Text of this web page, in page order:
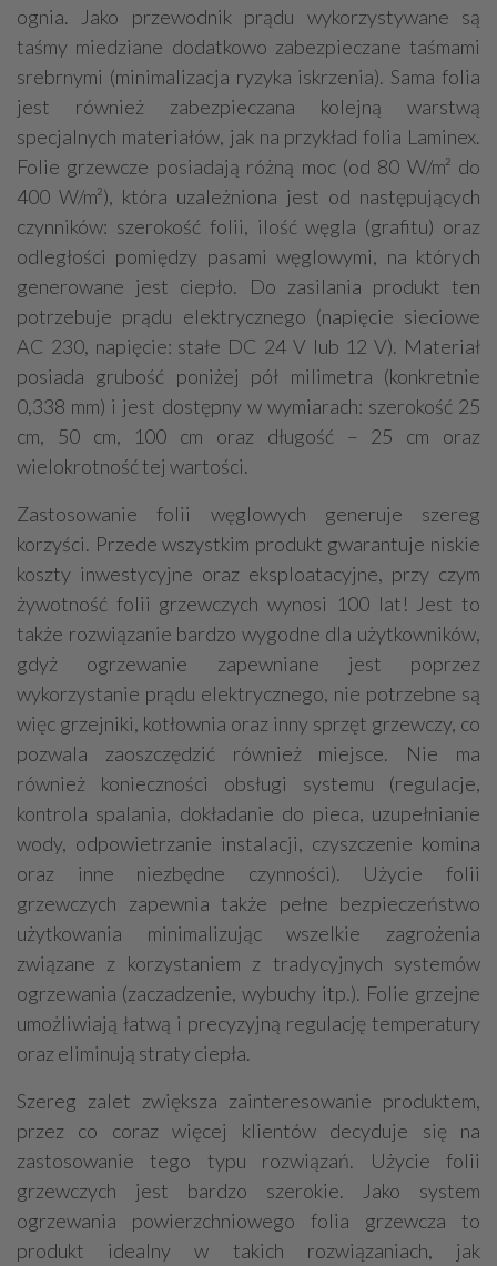
ognia. Jako przewodnik prądu wykorzystywane są
taśmy miedziane dodatkowo zabezpieczane taśmami
srebrnymi (minimalizacja ryzyka iskrzenia). Sama folia
jest również zabezpieczana kolejną warstwą
specjalnych materiałów, jak na przykład folia Laminex.
Folie grzewcze posiadają różną moc (od 80 W/m² do
400 W/m²), która uzależniona jest od następujących
czynników: szerokość folii, ilość węgla (grafitu) oraz
odległości pomiędzy pasami węglowymi, na których
generowane jest ciepło. Do zasilania produkt ten
potrzebuje prądu elektrycznego (napięcie sieciowe
AC 230, napięcie: stałe DC 24 V lub 12 V). Materiał
posiada grubość poniżej pół milimetra (konkretnie
0,338 mm) i jest dostępny w wymiarach: szerokość 25
cm, 50 cm, 100 cm oraz długość – 25 cm oraz
wielokrotność tej wartości.
Zastosowanie folii węglowych generuje szereg
korzyści. Przede wszystkim produkt gwarantuje niskie
koszty inwestycyjne oraz eksploatacyjne, przy czym
żywotność folii grzewczych wynosi 100 lat! Jest to
także rozwiązanie bardzo wygodne dla użytkowników,
gdyż ogrzewanie zapewniane jest poprzez
wykorzystanie prądu elektrycznego, nie potrzebne są
więc grzejniki, kotłownia oraz inny sprzęt grzewczy, co
pozwala zaoszczędzić również miejsce. Nie ma
również konieczności obsługi systemu (regulacje,
kontrola spalania, dokładanie do pieca, uzupełnianie
wody, odpowietrzanie instalacji, czyszczenie komina
oraz inne niezbędne czynności). Użycie folii
grzewczych zapewnia także pełne bezpieczeństwo
użytkowania minimalizując wszelkie zagrożenia
związane z korzystaniem z tradycyjnych systemów
ogrzewania (zaczadzenie, wybuchy itp.). Folie grzejne
umożliwiają łatwą i precyzyjną regulację temperatury
oraz eliminują straty ciepła.
Szereg zalet zwiększa zainteresowanie produktem,
przez co coraz więcej klientów decyduje się na
zastosowanie tego typu rozwiązań. Użycie folii
grzewczych jest bardzo szerokie. Jako system
ogrzewania powierzchniowego folia grzewcza to
produkt idealny w takich rozwiązaniach, jak